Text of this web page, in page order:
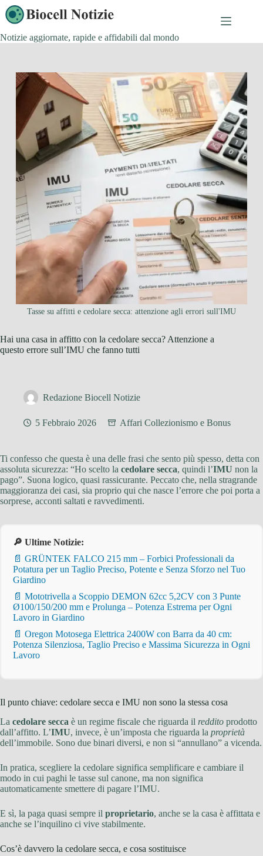
Salta
al
contenuto
Notizie aggiornate, rapide e affidabili dal mondo
Tasse su affitti e cedolare secca: attenzione agli errori sull'IMU
Hai una casa in affitto con la cedolare secca? Attenzione a
questo errore sull’IMU che fanno tutti
Redazione Biocell Notizie
5 Febbraio 2026 Affari Collezionismo e Bonus
Ti confesso che questa è una delle frasi che sento più spesso, detta con
assoluta sicurezza: “Ho scelto la cedolare secca, quindi l’IMU non la
pago”. Suona logico, quasi rassicurante. Peccato che, nella stragrande
maggioranza dei casi, sia proprio qui che nasce l’errore che poi porta a
sorprese, acconti saltati e ravvedimenti.
🔎 Ultime Notizie:
📄 GRÜNTEK FALCO 215 mm – Forbici Professionali da
Potatura per un Taglio Preciso, Potente e Senza Sforzo nel Tuo
Giardino
📄 Mototrivella a Scoppio DEMON 62cc 5,2CV con 3 Punte
Ø100/150/200 mm e Prolunga – Potenza Estrema per Ogni
Lavoro in Giardino
📄 Oregon Motosega Elettrica 2400W con Barra da 40 cm:
Potenza Silenziosa, Taglio Preciso e Massima Sicurezza in Ogni
Lavoro
Il punto chiave: cedolare secca e IMU non sono la stessa cosa
La cedolare secca è un regime fiscale che riguarda il reddito prodotto
dall’affitto. L’IMU, invece, è un’imposta che riguarda la proprietà
dell’immobile. Sono due binari diversi, e non si “annullano” a vicenda.
In pratica, scegliere la cedolare significa semplificare e cambiare il
modo in cui paghi le tasse sul canone, ma non significa
automaticamente smettere di pagare l’IMU.
E sì, la paga quasi sempre il proprietario, anche se la casa è affittata e
anche se l’inquilino ci vive stabilmente.
Cos’è davvero la cedolare secca, e cosa sostituisce